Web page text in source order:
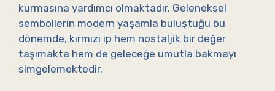
kurmasına yardımcı olmaktadır. Geleneksel
sembollerin modern yaşamla buluştuğu bu
dönemde, kırmızı ip hem nostaljik bir değer
taşımakta hem de geleceğe umutla bakmayı
simgelemektedir.